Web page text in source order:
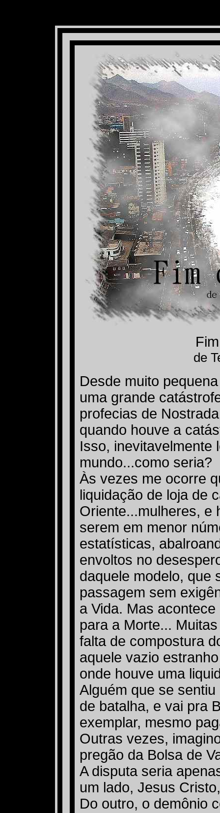
de
Desde muito
uma grande
profecias de
quando houve a
Isso, inevitavelmente
mundo...como seria?
Às vezes me ocorre
liquidação de loja de
Oriente...mulheres, e
serem em menor
estatísticas,
envoltos no
daquele modelo, que
passagem sem
a Vida. Mas
para a Morte...
falta de compostura
aquele vazio
onde houve uma
Alguém que se
de batalha, e vai pra
exemplar, mesmo
Outras vezes,
pregão da Bolsa de
A disputa seria
um lado, Jesus
Do outro, o demônio